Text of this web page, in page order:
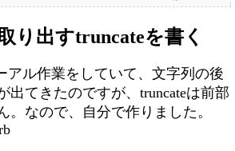
り出すtruncateを書く
ル作業をしていて、文字列の後
出てきたのですが、truncateは前部
。なので、自分で作りました。